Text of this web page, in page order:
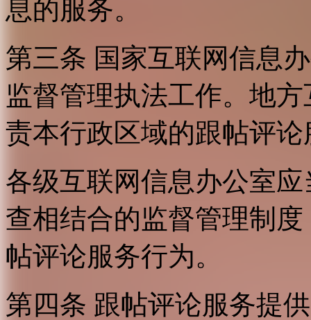
息的服务。
第三条 国家互联网信息
监督管理执法工作。地
责本行政区域的跟帖评
各级互联网信息办公室
查相结合的监督管理制
帖评论服务行为。
第四条 跟帖评论服务提